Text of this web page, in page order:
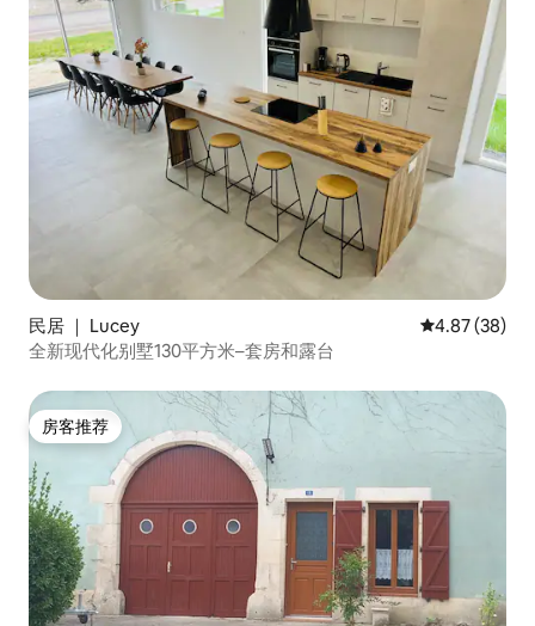
民居 ｜ Lucey 平均评分
4.87 (38)
全新现代化别墅130平方米–套房和露台
房客推荐
房客推荐